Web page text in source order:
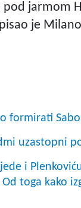
jarmom
je
formirati
uzastopni
i
toga kako